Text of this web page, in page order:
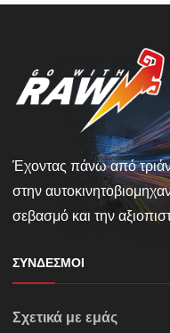
Έχοντας πάνω από
στην
σεβασμό και την
ΣΎΝΔΕΣΜΟΙ
Σχετικά με εμάς